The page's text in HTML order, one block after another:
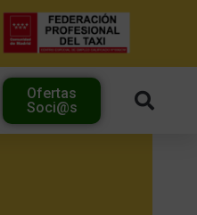
Ofertas
Soci@s